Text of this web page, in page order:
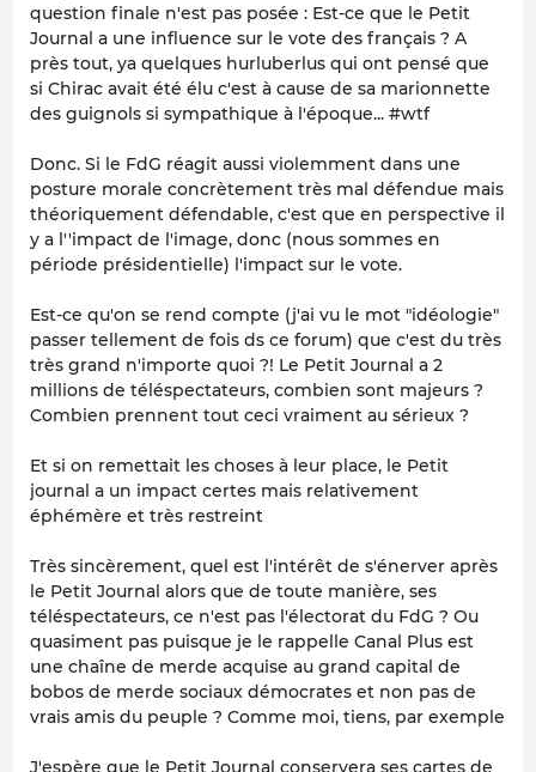
question finale n'est pas posée : Est-ce que le Petit
Journal a une influence sur le vote des français ? A
près tout, ya quelques hurluberlus qui ont pensé que
si Chirac avait été élu c'est à cause de sa marionnette
des guignols si sympathique à l'époque... #wtf
Donc. Si le FdG réagit aussi violemment dans une
posture morale concrètement très mal défendue mais
théoriquement défendable, c'est que en perspective il
y a l''impact de l'image, donc (nous sommes en
période présidentielle) l'impact sur le vote.
Est-ce qu'on se rend compte (j'ai vu le mot "idéologie"
passer tellement de fois ds ce forum) que c'est du très
très grand n'importe quoi ?! Le Petit Journal a 2
millions de téléspectateurs, combien sont majeurs ?
Combien prennent tout ceci vraiment au sérieux ?
Et si on remettait les choses à leur place, le Petit
journal a un impact certes mais relativement
éphémère et très restreint
Très sincèrement, quel est l'intérêt de s'énerver après
le Petit Journal alors que de toute manière, ses
téléspectateurs, ce n'est pas l'électorat du FdG ? Ou
quasiment pas puisque je le rappelle Canal Plus est
une chaîne de merde acquise au grand capital de
bobos de merde sociaux démocrates et non pas de
vrais amis du peuple ? Comme moi, tiens, par exemple
J'espère que le Petit Journal conservera ses cartes de